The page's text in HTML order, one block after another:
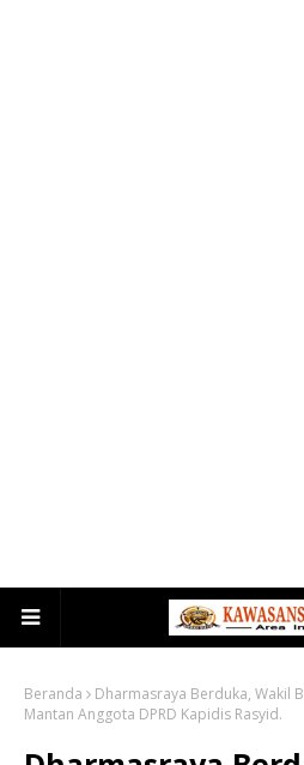
Beranda
Dharmasraya Berduka, Wakil
Mantan Anggota DPRD Kapidis Rasyid.